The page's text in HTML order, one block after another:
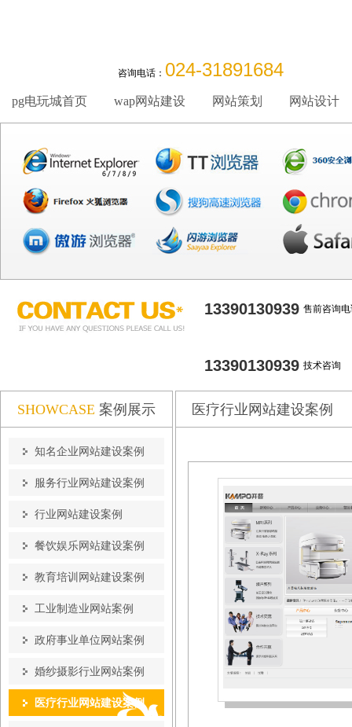
咨询电话： 024-31891684
pg电玩城首页 wap网站建设 网站策划 网站设计
13390130939 售前咨询
13390130939 技术咨询
SHOWCASE 案例展示
知名企业网站建设案例
服务行业网站建设案例
行业网站建设案例
餐饮娱乐网站建设案例
教育培训网站建设案例
工业制造业网站案例
政府事业单位网站案例
婚纱摄影行业网站案例
医疗行业网站建设案例
医疗行业网站建设案例